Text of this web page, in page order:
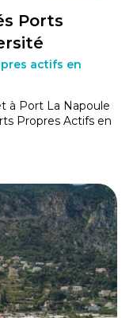
Ports
actifs en
à Port La Napoule
Propres Actifs en